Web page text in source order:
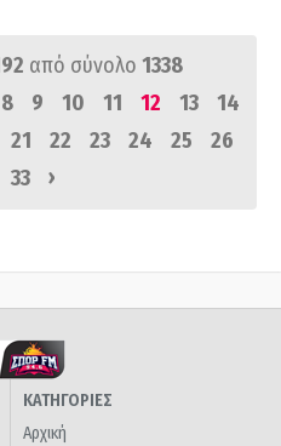
από σύνολο 1338
8 9 10 11 12 13
14
21 22 23 24 25
26
33 ›
ΚΑΤΗΓΟΡΙΕΣ
Αρχική